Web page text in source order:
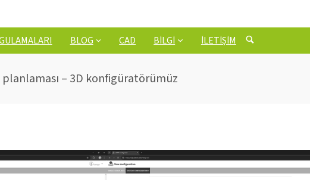
BLOG CAD BILGI İLETIŞIM
– 3D konfigüratörümüz